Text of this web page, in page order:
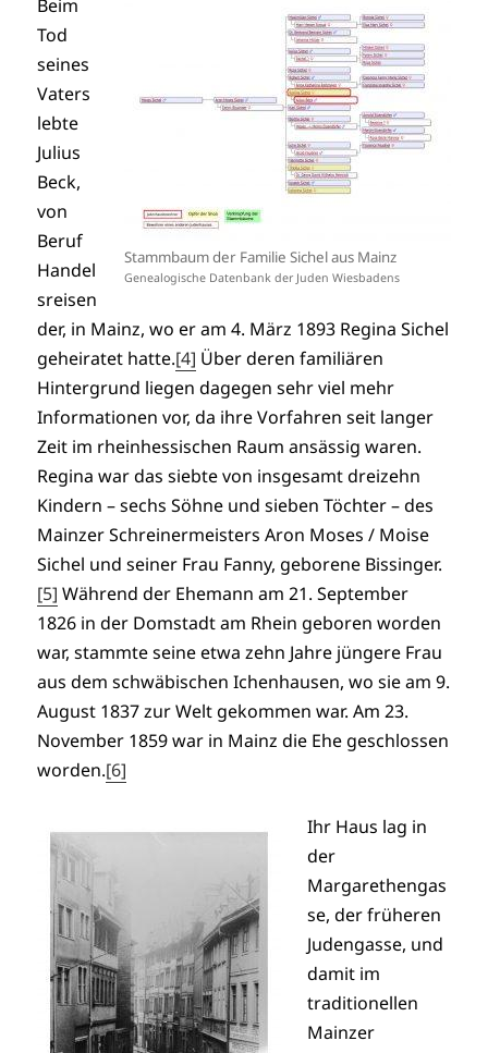
Stammbaum der Familie Sichel aus Mainz
Genealogische Datenbank der Juden Wiesbadens
Beim
Tod
seines
Vaters
lebte
Julius
Beck,
von
Beruf
Handel
sreisen
der, in Mainz, wo er am 4. März 1893 Regina Sichel
geheiratet hatte.[4] Über deren familiären
Hintergrund liegen dagegen sehr viel mehr
Informationen vor, da ihre Vorfahren seit langer
Zeit im rheinhessischen Raum ansässig waren.
Regina war das siebte von insgesamt dreizehn
Kindern – sechs Söhne und sieben Töchter – des
Mainzer Schreinermeisters Aron Moses / Moise
Sichel und seiner Frau Fanny, geborene Bissinger.
[5] Während der Ehemann am 21. September
1826 in der Domstadt am Rhein geboren worden
war, stammte seine etwa zehn Jahre jüngere Frau
aus dem schwäbischen Ichenhausen, wo sie am 9.
August 1837 zur Welt gekommen war. Am 23.
November 1859 war in Mainz die Ehe geschlossen
worden.[6]
Ihr Haus lag in
der
Margarethengas
se, der früheren
Judengasse, und
damit im
traditionellen
Mainzer